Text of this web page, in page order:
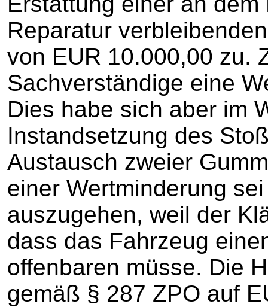
Reparatur
von EUR 10.000,00 zu.
Sachverständige eine
Dies habe sich aber im
Instandsetzung des
Austausch zweier
einer Wertminderung
auszugehen, weil der
dass das Fahrzeug
offenbaren müsse. Die
gemäß § 287 ZPO auf